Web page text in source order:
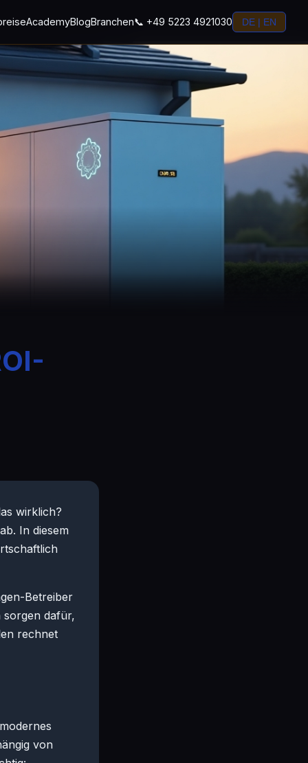
AcademyBlogBranchen📞 +49 5223 4921030 DE | EN
wirklich?
In diesem
Betreiber
sorgen dafür,
rechnet
von